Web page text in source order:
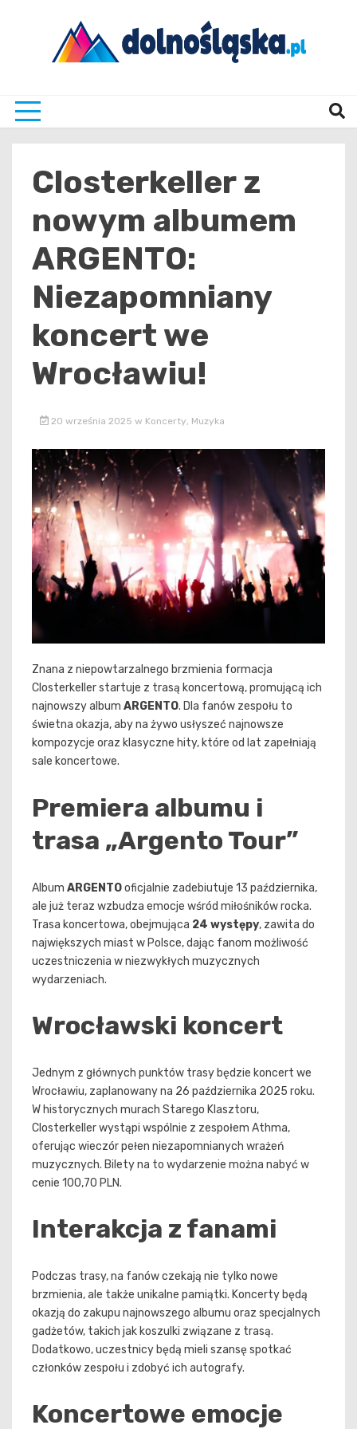
Closterkeller z
nowym albumem
ARGENTO:
Niezapomniany
koncert we
Wrocławiu!
20 września 2025 w Koncerty Muzyka
Znana z niepowtarzalnego brzmienia formacja
Closterkeller startuje z trasą koncertową, promującą ich
najnowszy album ARGENTO. Dla fanów zespołu to
świetna okazja, aby na żywo usłyszeć najnowsze
kompozycje oraz klasyczne hity, które od lat zapełniają
sale koncertowe.
Premiera albumu i
trasa „Argento Tour”
Album ARGENTOoficjalnie zadebiutuje 13 października,
ale już teraz wzbudza emocje wśród miłośników rocka.
Trasa koncertowa, obejmująca 24 występy, zawita do
największych miast w Polsce, dając fanom możliwość
uczestniczenia w niezwykłych muzycznych
wydarzeniach.
Wrocławski koncert
Jednym z głównych punktów trasy będzie koncert we
Wrocławiu, zaplanowany na 26 października 2025 roku.
W historycznych murach Starego Klasztoru,
Closterkeller wystąpi wspólnie z zespołem Athma,
oferując wieczór pełen niezapomnianych wrażeń
muzycznych. Bilety na to wydarzenie można nabyć w
cenie 100,70 PLN.
Interakcja z fanami
Podczas trasy, na fanów czekają nie tylko nowe
brzmienia, ale także unikalne pamiątki. Koncerty będą
okazją do zakupu najnowszego albumu oraz specjalnych
gadżetów, takich jak koszulki związane z trasą.
Dodatkowo, uczestnicy będą mieli szansę spotkać
członków zespołu i zdobyć ich autografy.
Koncertowe emocje